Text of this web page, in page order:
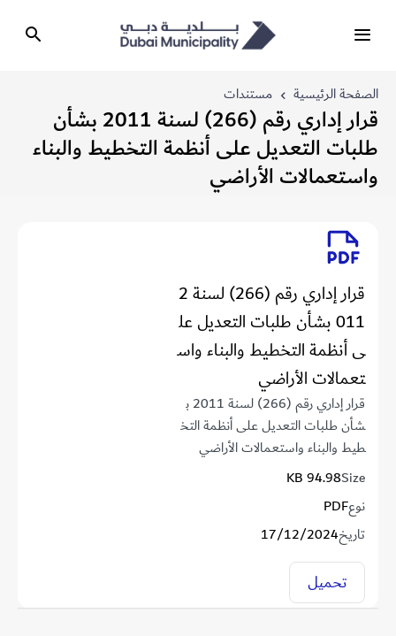
الصفحة الرئيسية مستندات
قرار إداري رقم (266) لسنة 2011 بشأن
طلبات التعديل على أنظمة التخطيط والبناء
واستعمالات الأراضي
قرار إداري رقم (266) لسنة 2
011 بشأن طلبات التعديل عل
ى أنظمة التخطيط والبناء واس
تعمالات الأراضي
قرار إداري رقم (266) لسنة 2011 ب
شأن طلبات التعديل على أنظمة التخ
طيط والبناء واستعمالات الأراضي
Size
94.98 KB
نوعPDF
تاريخ17/12/2024
تحميل